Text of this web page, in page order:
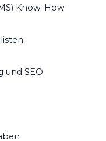
Know-How
und SEO